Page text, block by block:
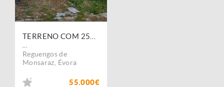
Reguengos de
Monsaraz Évora
55.000€